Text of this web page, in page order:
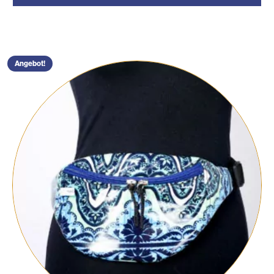
€ 50€ 45.
Angebot!